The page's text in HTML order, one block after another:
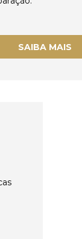
SAIBA MAIS